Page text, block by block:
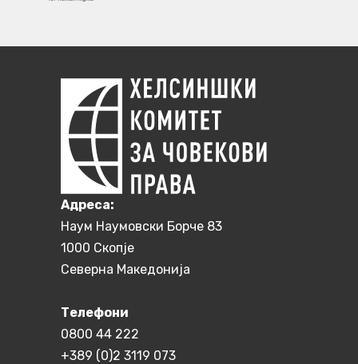
Aдреса:
Наум Наумовски Борче 83
1000 Скопје
Северна Македонија
Телефони
0800 44 222
+389 (0)2 3119 073